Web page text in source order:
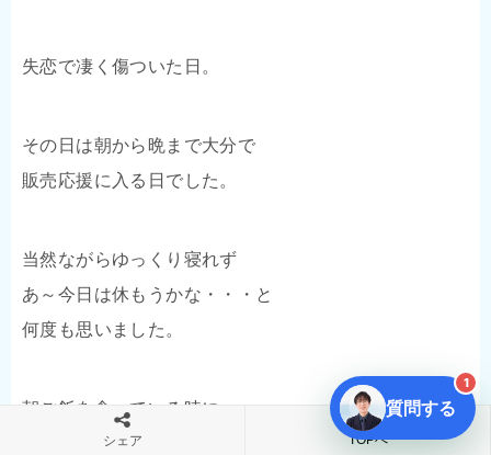
失恋で凄く傷ついた日。
その日は朝から晩まで大分で
販売応援に入る日でした。
当然ながらゆっくり寝れず
あ～今日は休もうかな・・・と
何度も思いました。
朝ご飯を食べている時に
母が何かを察したのか、
シェア TOPへ
質問する
1